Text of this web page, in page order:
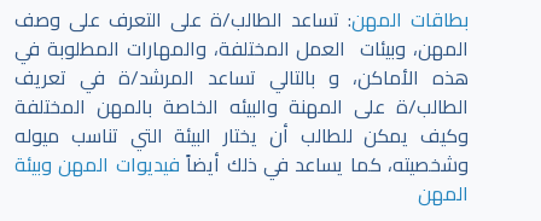
بطاقات المهن: تساعد الطالب/ة على التعرف على وصف
المهن، وبيئات العمل المختلفة، والمهارات المطلوبة في
هذه الأماكن، و بالتالي تساعد المرشد/ة في تعريف
الطالب/ة على المهنة والبيئه الخاصة بالمهن المختلفة
وكيف يمكن للطالب أن يختار البيئة التي تناسب ميوله
وشخصيته، كما يساعد في ذلك أيضاً فيديوات المهن وبيئة
المهن